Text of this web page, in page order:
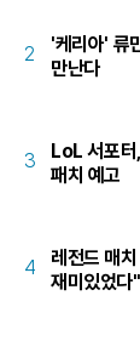
2
'케리아' 류
만난다
3
LoL 서포터
패치 예고
4
레전드 매
재미있었다"